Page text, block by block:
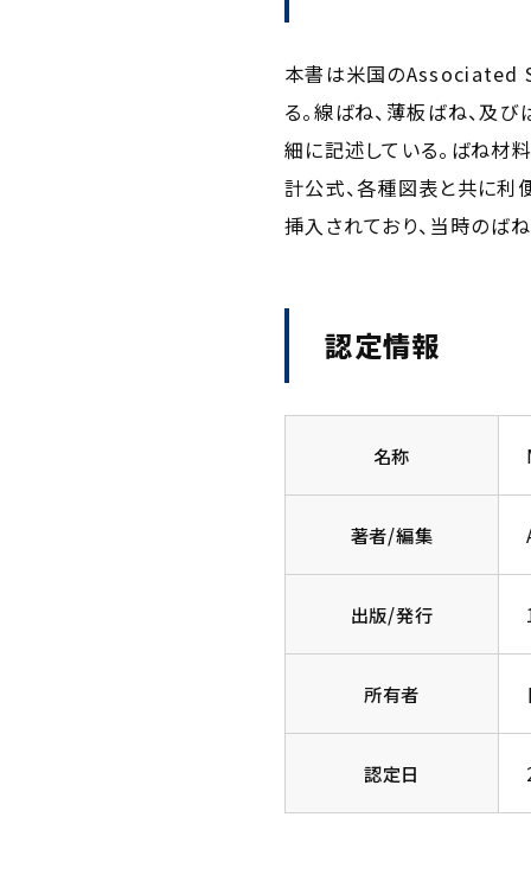
本書は米国のAssociated
る。線ばね、薄板ばね、及
細に記述している。ばね材
計公式、各種図表と共に利
挿入されており、当時のば
認定情報
名称
著者/編集
出版/発行
所有者
認定日